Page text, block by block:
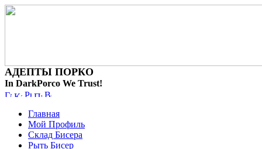
АДЕПТЫ ПОРКО
In DarkPorco We Trust!
Главная
Мой Профиль
Склад Бисера
Рыть Бисер